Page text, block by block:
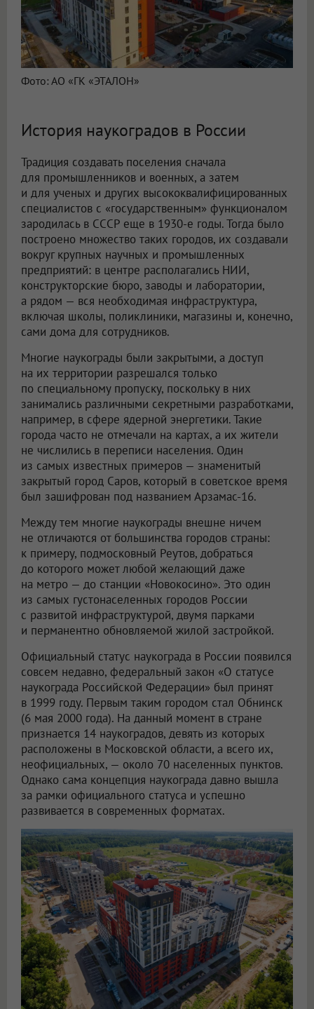
Фото: АО «ГК «ЭТАЛОН»
История наукоградов в России
Традиция создавать поселения сначала
для промышленников и военных, а затем
и для ученых и других высококвалифицированных
специалистов с «государственным» функционалом
зародилась в СССР еще в 1930-е годы. Тогда было
построено множество таких городов, их создавали
вокруг крупных научных и промышленных
предприятий: в центре располагались НИИ,
конструкторские бюро, заводы и лаборатории,
а рядом — вся необходимая инфраструктура,
включая школы, поликлиники, магазины и, конечно,
сами дома для сотрудников.
Многие наукограды были закрытыми, а доступ
на их территории разрешался только
по специальному пропуску, поскольку в них
занимались различными секретными разработками,
например, в сфере ядерной энергетики. Такие
города часто не отмечали на картах, а их жители
не числились в переписи населения. Один
из самых известных примеров — знаменитый
закрытый город Саров, который в советское время
был зашифрован под названием Арзамас-16.
Между тем многие наукограды внешне ничем
не отличаются от большинства городов страны:
к примеру, подмосковный Реутов, добраться
до которого может любой желающий даже
на метро — до станции «Новокосино». Это один
из самых густонаселенных городов России
с развитой инфраструктурой, двумя парками
и перманентно обновляемой жилой застройкой.
Официальный статус наукограда в России появился
совсем недавно, федеральный закон «О статусе
наукограда Российской Федерации» был принят
в 1999 году. Первым таким городом стал Обнинск
(6 мая 2000 года). На данный момент в стране
признается 14 наукоградов, девять из которых
расположены в Московской области, а всего их,
неофициальных, — около 70 населенных пунктов.
Однако сама концепция наукограда давно вышла
за рамки официального статуса и успешно
развивается в современных форматах.